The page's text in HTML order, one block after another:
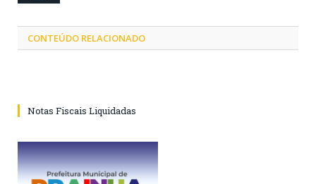
CONTEÚDO RELACIONADO
Notas Fiscais Liquidadas